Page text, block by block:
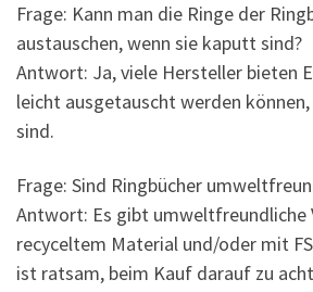
Frage: Kann man die Ringe der
austauschen, wenn sie kaputt sind?
Antwort: Ja, viele Hersteller bieten
leicht ausgetauscht werden
sind.
Frage: Sind Ringbücher
Antwort: Es gibt umweltfreundliche
recyceltem Material und/oder mit
ist ratsam, beim Kauf darauf zu